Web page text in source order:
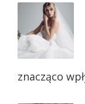
znacząco